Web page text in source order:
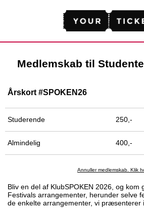
Medlemskab til
Årskort #SPOKEN26
Studerende 250,-
Almindelig 400,-
Annuller medlemskab. Klik
Bliv en del af KlubSPOKEN 2026, og kom
Festivals arrangementer, herunder selve
de enkelte arrangementer, vi præsenterer